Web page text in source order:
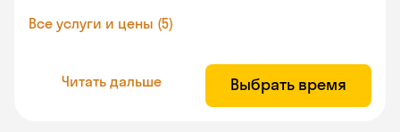
Все услуги и цены (5)
Читать дальше Выбрать время